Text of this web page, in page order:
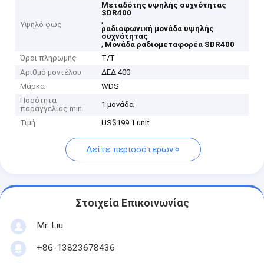
Υψηλό φως
Μεταδότης υψηλής συχνότητας
SDR400
,
ραδιοφωνική μονάδα υψηλής
συχνότητας
, Μονάδα ραδιομεταφορέα SDR400
Όροι πληρωμής
Τ/Τ
Αριθμό μοντέλου
ΔΕΔ 400
Μάρκα
WDS
Ποσότητα
παραγγελίας min
1 μονάδα
Τιμή US$199 1 unit
Δείτε περισσότερων
Στοιχεία Επικοινωνίας
Mr. Liu
+86-13823678436